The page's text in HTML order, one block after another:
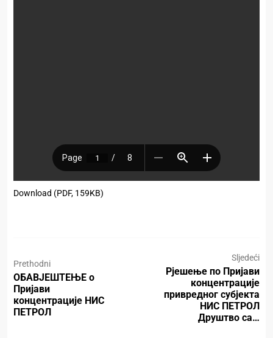
Download (PDF, 159KB)
Prethodni
ОБАВЈЕШТЕЊЕ о
Пријави
концентрације НИС
ПЕТРОЛ
Sljedeći
Рјешење по Пријави
концентрације
привредног субјекта
НИС ПЕТРОЛ
Друштво са…